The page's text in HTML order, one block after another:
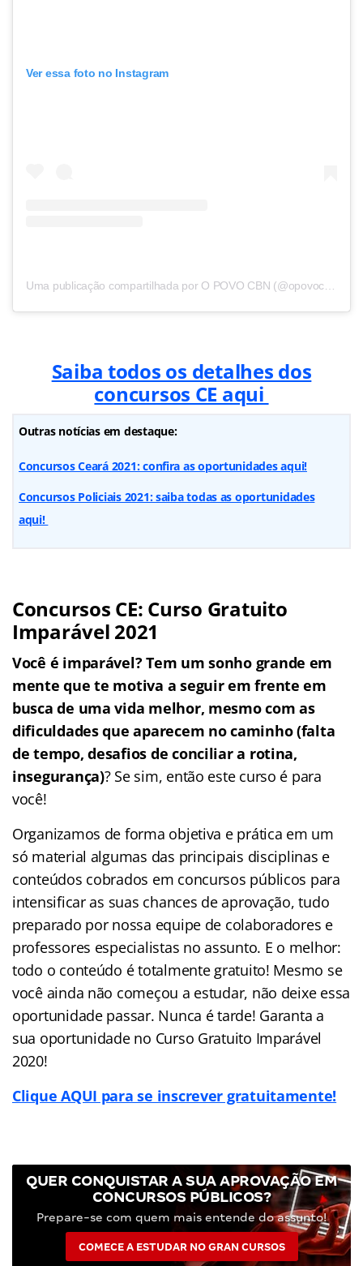
Ver essa foto no Instagram
Uma publicação compartilhada por O POVO CBN (@opovocbn)
Saiba todos os detalhes dos
concursos CE aqui
Outras notícias em destaque:
Concursos Ceará 2021: confira as oportunidades aqui!
Concursos Policiais 2021: saiba todas as oportunidades
aqui!
Concursos CE: Curso Gratuito
Imparável 2021
Você é imparável? Tem um sonho grande em
mente que te motiva a seguir em frente em
busca de uma vida melhor, mesmo com as
dificuldades que aparecem no caminho (falta
de tempo, desafios de conciliar a rotina,
insegurança)? Se sim, então este curso é para
você!
Organizamos de forma objetiva e prática em um
só material algumas das principais disciplinas e
conteúdos cobrados em concursos públicos para
intensificar as suas chances de aprovação, tudo
preparado por nossa equipe de colaboradores e
professores especialistas no assunto. E o melhor:
todo o conteúdo é totalmente gratuito! Mesmo se
você ainda não começou a estudar, não deixe essa
oportunidade passar. Nunca é tarde! Garanta a
sua oportunidade no Curso Gratuito Imparável
2020!
Clique AQUI para se inscrever gratuitamente!
QUER CONQUISTAR A SUA APROVAÇÃO EM
CONCURSOS PÚBLICOS?
Prepare-se com quem mais entende do assunto!
COMECE A ESTUDAR NO GRAN CURSOS